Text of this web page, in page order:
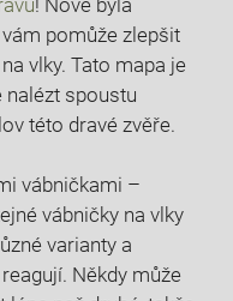
pomůže zlepšit
vlky. Tato mapa je
nalézt spoustu
této dravé zvěře.
vábničkami –
vábničky na vlky
varianty a
Někdy může